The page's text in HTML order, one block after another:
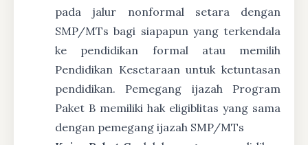
pada jalur nonformal setara dengan
SMP/MTs bagi siapapun yang terkendala
ke pendidikan formal atau memilih
Pendidikan Kesetaraan untuk ketuntasan
pendidikan. Pemegang ijazah Program
Paket B memiliki hak eligiblitas yang sama
dengan pemegang ijazah SMP/MTs